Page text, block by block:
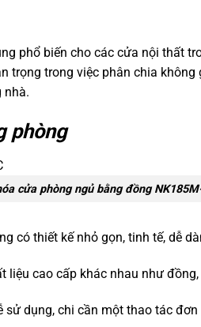
phổ biến cho các cửa nội thất
trọng trong việc phân chia
nhà.
phòng
cửa phòng ngủ bằng đồng
có thiết kế nhỏ gọn, tinh tế, dễ
cao cấp khác nhau như
dụng, chi cần một thao tác